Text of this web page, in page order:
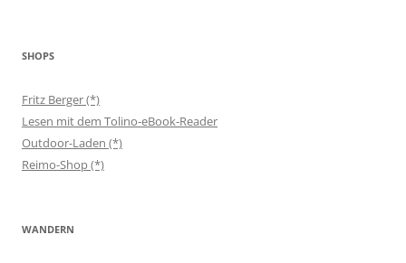
SHOPS
Fritz Berger (*)
Lesen mit dem Tolino-eBook-Reader
Outdoor-Laden (*)
Reimo-Shop (*)
WANDERN